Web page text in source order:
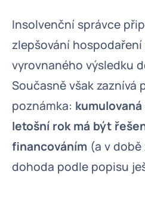
Insolvenční správce
zlepšování hospodaření
vyrovnaného výsledku
Současně však zaznívá
poznámka:
letošní rok má být
financováním (a v
dohoda podle popisu